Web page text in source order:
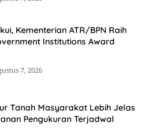
Kementerian ATR/BPN Raih
Institutions Award
7, 2026
Tanah Masyarakat Lebih Jelas
Pengukuran Terjadwal